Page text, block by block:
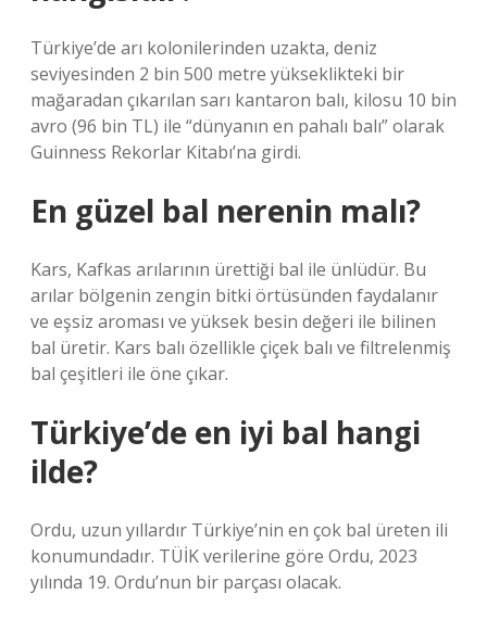
Türkiye’de arı kolonilerinden uzakta, deniz
seviyesinden 2 bin 500 metre yükseklikteki bir
mağaradan çıkarılan sarı kantaron balı, kilosu 10 bin
avro (96 bin TL) ile “dünyanın en pahalı balı” olarak
Guinness Rekorlar Kitabı’na girdi.
En güzel bal nerenin malı?
Kars, Kafkas arılarının ürettiği bal ile ünlüdür. Bu
arılar bölgenin zengin bitki örtüsünden faydalanır
ve eşsiz aroması ve yüksek besin değeri ile bilinen
bal üretir. Kars balı özellikle çiçek balı ve filtrelenmiş
bal çeşitleri ile öne çıkar.
Türkiye’de en iyi bal hangi
ilde?
Ordu, uzun yıllardır Türkiye’nin en çok bal üreten ili
konumundadır. TÜİK verilerine göre Ordu, 2023
yılında 19. Ordu’nun bir parçası olacak.